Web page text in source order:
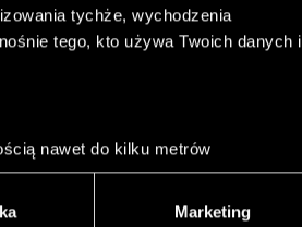
tychże, wychodzenia
tego, kto używa Twoich danych i
nawet do kilku metrów
je zbiory danych (fingerprinting,
Marketing